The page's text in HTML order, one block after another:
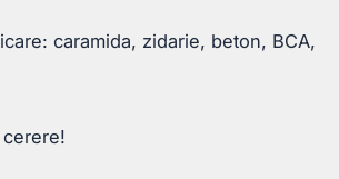
caramida, zidarie, beton, BCA,